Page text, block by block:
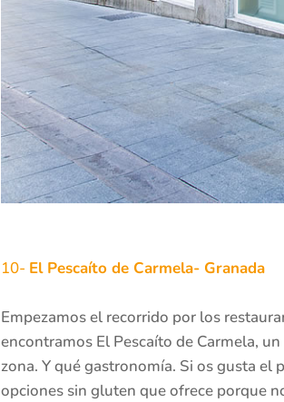
10- El Pescaíto de Carmela- Granada
Empezamos el recorrido por los
encontramos El Pescaíto de Carmela,
zona. Y qué gastronomía. Si os gusta
opciones sin gluten que ofrece porque